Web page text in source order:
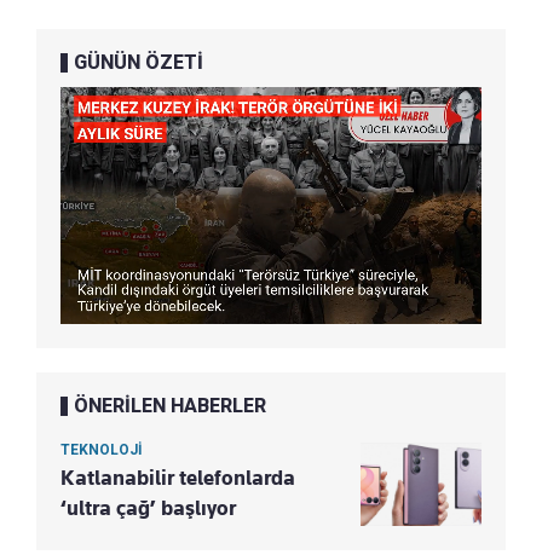
GÜNÜN ÖZETİ
ÖNERİLEN HABERLER
TEKNOLOJİ
Katlanabilir telefonlarda
‘ultra çağ’ başlıyor